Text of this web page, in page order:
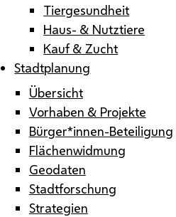
Tiergesundheit
Haus- & Nutztiere
Kauf & Zucht
Stadtplanung
Übersicht
Vorhaben & Projekte
Bürger*innen-Beteiligung
Flächenwidmung
Geodaten
Stadtforschung
Strategien